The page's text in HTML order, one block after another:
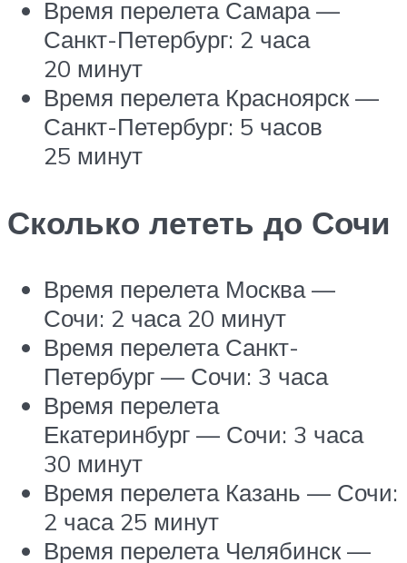
Время перелета Самара —
Санкт-Петербург: 2 часа
20 минут
Время перелета Красноярск —
Санкт-Петербург: 5 часов
25 минут
Сколько лететь до Сочи
Время перелета Москва —
Сочи: 2 часа 20 минут
Время перелета Санкт-
Петербург — Сочи: 3 часа
Время перелета
Екатеринбург — Сочи: 3 часа
30 минут
Время перелета Казань — Сочи:
2 часа 25 минут
Время перелета Челябинск —